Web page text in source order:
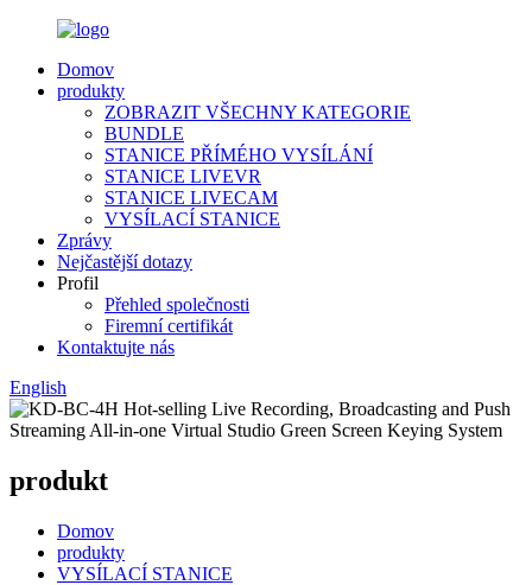
Domov
produkty
ZOBRAZIT VŠECHNY KATEGORIE
BUNDLE
STANICE PŘÍMÉHO VYSÍLÁNÍ
STANICE LIVEVR
STANICE LIVECAM
VYSÍLACÍ STANICE
Zprávy
Nejčastější dotazy
Profil
Přehled společnosti
Firemní certifikát
Kontaktujte nás
English
produkt
Domov
produkty
VYSÍLACÍ STANICE